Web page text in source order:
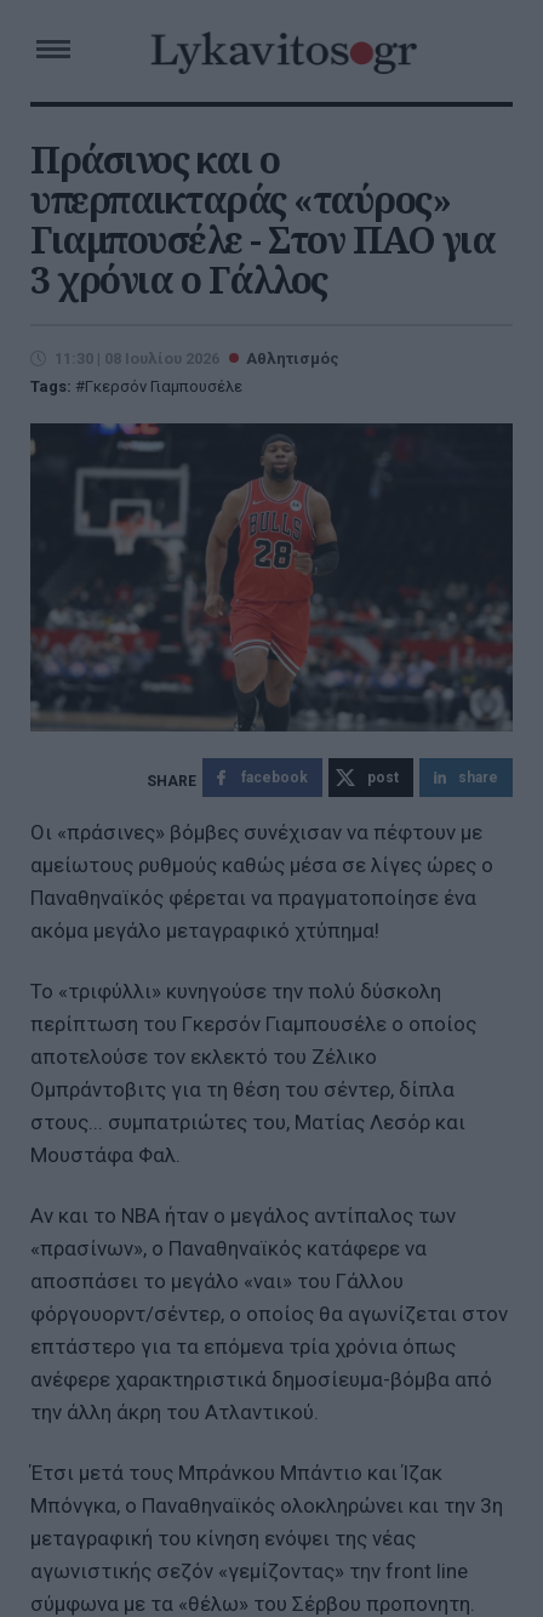
Πράσινος και ο
υπερπαικταράς «ταύρος»
Γιαμπουσέλε - Στον ΠΑΟ για
3 χρόνια ο Γάλλος
11:30 | 08 Ιουλίου 2026
Αθλητισμός
Tags:
Γκερσόν Γιαμπουσέλε
facebook post share
Οι «πράσινες» βόμβες συνέχισαν να πέφτουν με
αμείωτους ρυθμούς καθώς μέσα σε λίγες ώρες ο
Παναθηναϊκός φέρεται να πραγματοποίησε ένα
ακόμα μεγάλο μεταγραφικό χτύπημα!
Το «τριφύλλι» κυνηγούσε την πολύ δύσκολη
περίπτωση του Γκερσόν Γιαμπουσέλε ο οποίος
αποτελούσε τον εκλεκτό του Ζέλικο
Ομπράντοβιτς για τη θέση του σέντερ, δίπλα
στους... συμπατριώτες του, Ματίας Λεσόρ και
Μουστάφα Φαλ.
Αν και το ΝΒΑ ήταν ο μεγάλος αντίπαλος των
«πρασίνων», ο Παναθηναϊκός κατάφερε να
αποσπάσει το μεγάλο «ναι» του Γάλλου
φόργουορντ/σέντερ, ο οποίος θα αγωνίζεται στον
επτάστερο για τα επόμενα τρία χρόνια όπως
ανέφερε χαρακτηριστικά δημοσίευμα-βόμβα από
την άλλη άκρη του Ατλαντικού.
Έτσι μετά τους Μπράνκου Μπάντιο και Ίζακ
Μπόνγκα, ο Παναθηναϊκός ολοκληρώνει και την 3η
μεταγραφική του κίνηση ενόψει της νέας
αγωνιστικής σεζόν «γεμίζοντας» την front line
σύμφωνα με τα «θέλω» του Σέρβου προπονητη.